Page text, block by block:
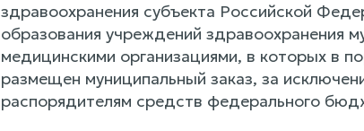
здравоохранения субъекта Российской
образования учреждений здравоохранения
медицинскими организациями, в которых в
размещен муниципальный заказ, за
распорядителям средств федерального